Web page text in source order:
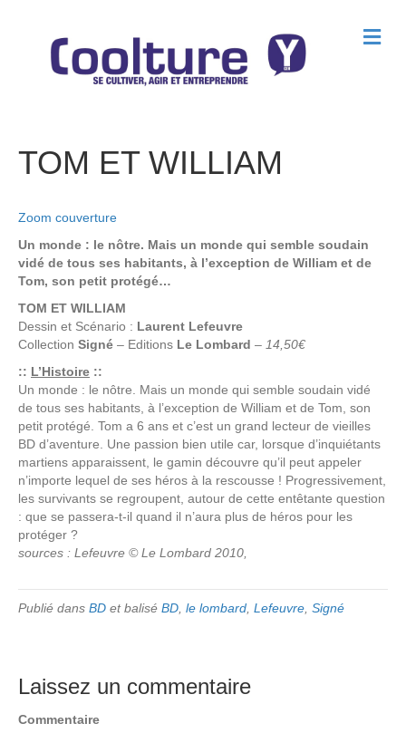
M
e
TOM ET WILLIAM
Zoom couverture
Un monde : le nôtre. Mais un monde qui semble soudain
vidé de tous ses habitants, à l’exception de William et de
Tom, son petit protégé…
TOM ET WILLIAM
Dessin et Scénario : Laurent Lefeuvre
Collection Signé – Editions Le Lombard – 14,50€
:: L’Histoire ::
Un monde : le nôtre. Mais un monde qui semble soudain vidé
de tous ses habitants, à l’exception de William et de Tom, son
petit protégé. Tom a 6 ans et c’est un grand lecteur de vieilles
BD d’aventure. Une passion bien utile car, lorsque d’inquiétants
martiens apparaissent, le gamin découvre qu’il peut appeler
n’importe lequel de ses héros à la rescousse ! Progressivement,
les survivants se regroupent, autour de cette entêtante question
: que se passera-t-il quand il n’aura plus de héros pour les
protéger ?
sources : Lefeuvre © Le Lombard 2010,
Publié dans BD et balisé BD le lombard Lefeuvre Signé
Laissez un commentaire
Commentaire